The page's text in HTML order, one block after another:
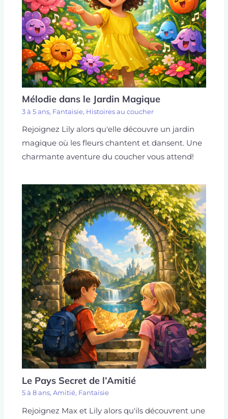
Mélodie dans le Jardin Magique
3 à 5 ans, Fantaisie, Histoires au coucher
Rejoignez Lily alors qu'elle découvre un jardin
magique où les fleurs chantent et dansent. Une
charmante aventure du coucher vous attend!
Le Pays Secret de l’Amitié
5 à 8 ans, Amitié, Fantaisie
Rejoignez Max et Lily alors qu'ils découvrent une